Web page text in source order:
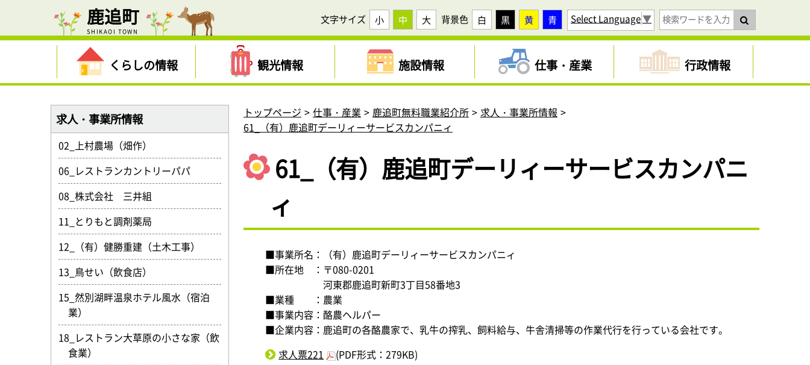
鹿追町
SHIKAOI TOWN
文字サイズ 小 中 大 背景色 白 黒 黄 青 Select Language▼
くらしの情報 観光情報 施設情報 仕事・産業 行政情報
トップページ 仕事・産業 鹿追町無料職業紹介所
求人・事業所情報
61_（有）鹿追町デーリィーサービスカンパニィ
61_（有）鹿追町デーリィーサービスカンパニ
ィ
■事業所名：（有）鹿追町デーリィーサービスカンパニィ
■所在地 ：〒080-0201
河東郡鹿追町新町3丁目58番地3
■業種 ：農業
■事業内容：酪農ヘルパー
■企業内容：鹿追町の各酪農家で、乳牛の搾乳、飼料給与、牛舎清掃等の作業代行を行っている会社です。
求人票221
(PDF形式：279KB)
求人・事業所情報
02_上村農場（畑作）
06_レストランカントリーパパ
08_株式会社 三井組
11_とりもと調剤薬局
12_（有）健勝重建（土木工事）
13_鳥せい（飲食店）
15_然別湖畔温泉ホテル風水（宿泊
業）
18_レストラン大草原の小さな家（飲
食業）